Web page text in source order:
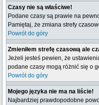
Czasy nie są właściwe!
Podane czasy są prawie na
Pamiętaj, że zmiana strefy
Powrót do góry
Zmieniłem strefę czasową ale
Jeżeli jesteś pewien, że
podane czasy mogą różnić się o
Powrót do góry
Mojego języka nie ma na liście!
Najbardziej prawdopodobne